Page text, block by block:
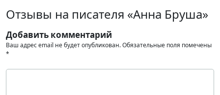
Отзывы на писателя «Анна Бруша»
Добавить комментарий
Ваш адрес email не будет опубликован.Обязательные поля помечены
*